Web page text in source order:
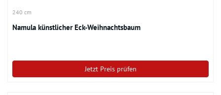
240 cm
Namula künstlicher Eck-Weihnachtsbaum
Jetzt Preis prüfen